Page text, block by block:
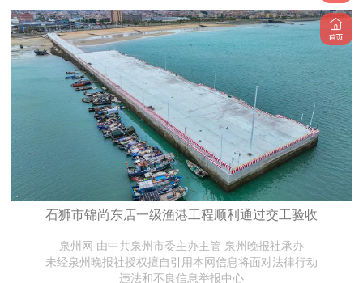
石狮市锦尚东店一级渔港工程顺利通过交工验收
泉州网 由中共泉州市委主办主管 泉州晚报社承办
未经泉州晚报社授权擅自引用本网信息将面对法律行动
违法和不良信息举报中心